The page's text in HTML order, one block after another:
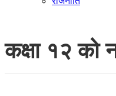
कक्षा १२ को